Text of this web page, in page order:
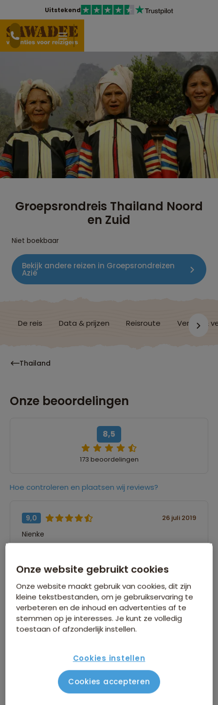
Uitstekend
Groepsrondreis Thailand Noord
en Zuid
Niet boekbaar
Bekijk andere reizen in Groepsrondreizen
Azië
De reis Data & prijzen Reisroute Verblijf &
Thailand
Onze beoordelingen
8,5
173 beoordelingen
Hoe controleren en plaatsen wij reviews?
9,0 26 juli 2019
Nienke
dingen gezien, hele goede reisbegeleiding. Alles
was goed gepland. Jammer dat de laatste dag
op Ko Samui werd verkort ivm de terugreis.”
8,0
“Een mooie relaxte reis door Thailand! Je doet
en ziet veel in korte tijd, maar de reisdagen/tijd
zijn minimaal. Mooie combinatie tussen cultuur,
Onze website gebruikt cookies
Onze website maakt gebruik van cookies, dit zijn
kleine tekstbestanden, om je gebruikservaring te
verbeteren en de inhoud en advertenties af te
stemmen op je interesses. Je kunt ze volledig
toestaan of afzonderlijk instellen.
Cookies instellen
Cookies accepteren